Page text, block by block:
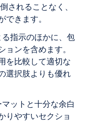
されることなく、
きます。
る指示のほかに、包
ンを含めます。
を比較して適切な
選択肢よりも優れ
ットと十分な余白
りやすいセクショ